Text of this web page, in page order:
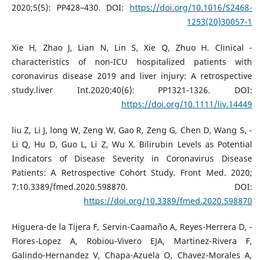
2020;5(5): PP428–430. DOI: https://doi.org/10.1016/S2468-
1253(20)30057-1
- Xie H, Zhao J, Lian N, Lin S, Xie Q, Zhuo H. Clinical
characteristics of non‐ICU hospitalized patients with
coronavirus disease 2019 and liver injury: A retrospective
study.liver Int.2020;40(6): PP1321-1326. DOI:
https://doi.org/10.1111/liv.14449
- liu Z, Li J, long W, Zeng W, Gao R, Zeng G, Chen D, Wang S,
Li Q, Hu D, Guo L, Li Z, Wu X. Bilirubin Levels as Potential
Indicators of Disease Severity in Coronavirus Disease
Patients: A Retrospective Cohort Study. Front Med. 2020;
7:10.3389/fmed.2020.598870. DOI:
https://doi.org/10.3389/fmed.2020.598870
- Higuera-de la Tijera F, Servin-Caamaño A, Reyes-Herrera D,
Flores-Lopez A, Robiou-Vivero EJA, Martinez-Rivera F,
Galindo-Hernandez V, Chapa-Azuela O, Chavez-Morales A,